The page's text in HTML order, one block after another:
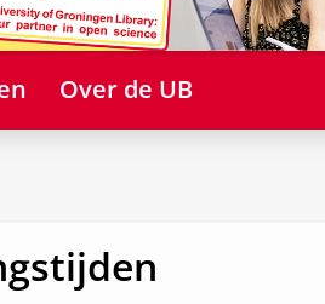
Over de UB